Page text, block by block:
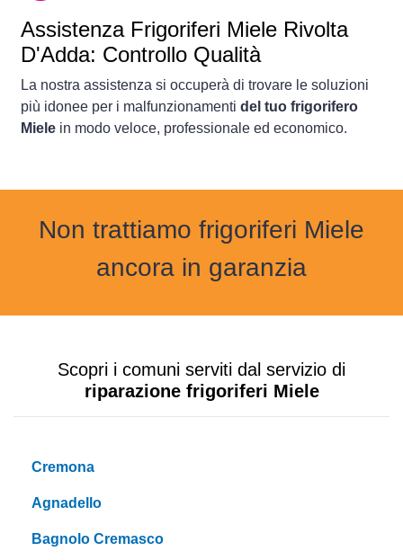
Assistenza Frigoriferi Miele Rivolta
D'Adda: Controllo Qualità
La nostra assistenza si occuperà di trovare le soluzioni
più idonee per i malfunzionamenti del tuo frigorifero
Miele in modo veloce, professionale ed economico.
Non trattiamo frigoriferi Miele
ancora in garanzia
Scopri i comuni serviti dal servizio di
riparazione frigoriferi Miele
Cremona
Agnadello
Bagnolo Cremasco